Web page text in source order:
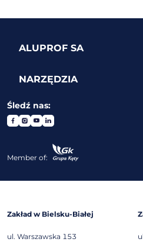
ALUPROF SA
NARZĘDZIA
Śledź nas:
Member of:
Zakład w Bielsku-Białej
ul. Warszawska 153